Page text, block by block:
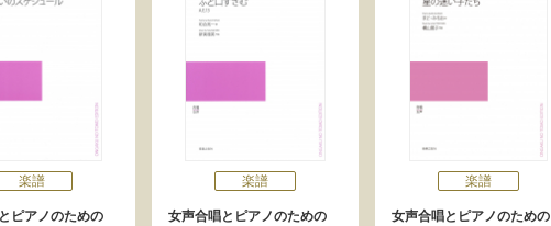
楽譜
ピアノのための
楽譜
女声合唱とピアノのための
楽譜
女声合唱とピアノのための